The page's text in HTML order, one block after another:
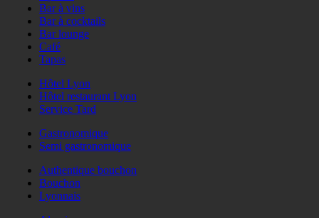
Bar à vins
Bar à cocktails
Bar lounge
Café
Tapas
Hôtel Lyon
Hôtel restaurant Lyon
Service Tard
Gastronomique
Semi gastronomique
Authentique bouchon
Bouchon
Lyonnais